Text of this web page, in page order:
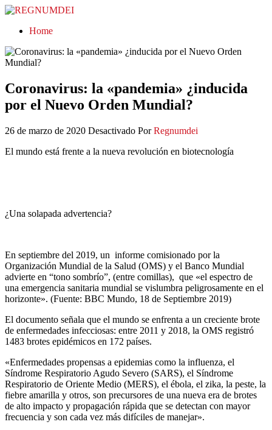
REGNUMDEI
Home
Coronavirus: la «pandemia» ¿inducida
por el Nuevo Orden Mundial?
26 de marzo de 2020 Desactivado Por Regnumdei
El mundo está frente a la nueva revolución en biotecnología
¿Una solapada advertencia?
En septiembre del 2019, un informe comisionado por la
Organización Mundial de la Salud (OMS) y el Banco Mundial
advierte en “tono sombrío”, (entre comillas), que «el espectro de
una emergencia sanitaria mundial se vislumbra peligrosamente en el
horizonte». (Fuente: BBC Mundo, 18 de Septiembre 2019)
El documento señala que el mundo se enfrenta a un creciente brote
de enfermedades infecciosas: entre 2011 y 2018, la OMS registró
1483 brotes epidémicos en 172 países.
«Enfermedades propensas a epidemias como la influenza, el
Síndrome Respiratorio Agudo Severo (SARS), el Síndrome
Respiratorio de Oriente Medio (MERS), el ébola, el zika, la peste, la
fiebre amarilla y otros, son precursores de una nueva era de brotes
de alto impacto y propagación rápida que se detectan con mayor
frecuencia y son cada vez más difíciles de manejar».